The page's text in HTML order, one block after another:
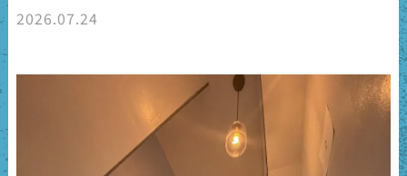
2026.07.24